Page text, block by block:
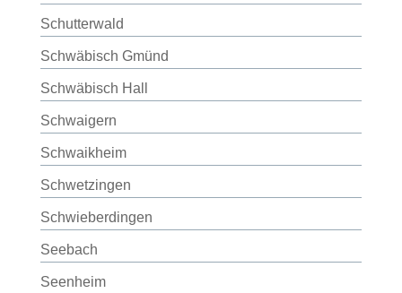
Schutterwald
Schwäbisch Gmünd
Schwäbisch Hall
Schwaigern
Schwaikheim
Schwetzingen
Schwieberdingen
Seebach
Seenheim